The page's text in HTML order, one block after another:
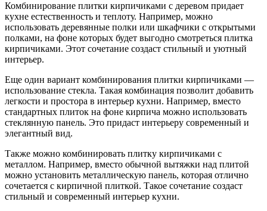
Комбинирование плитки кирпичиками с деревом придает
кухне естественность и теплоту. Например, можно
использовать деревянные полки или шкафчики с открытыми
полками, на фоне которых будет выгодно смотреться плитка
кирпичиками. Этот сочетание создаст стильный и уютный
интерьер.
Еще один вариант комбинирования плитки кирпичиками —
использование стекла. Такая комбинация позволит добавить
легкости и простора в интерьер кухни. Например, вместо
стандартных плиток на фоне кирпича можно использовать
стеклянную панель. Это придаст интерьеру современный и
элегантный вид.
Также можно комбинировать плитку кирпичиками с
металлом. Например, вместо обычной вытяжки над плитой
можно установить металлическую панель, которая отлично
сочетается с кирпичной плиткой. Такое сочетание создаст
стильный и современный интерьер кухни.